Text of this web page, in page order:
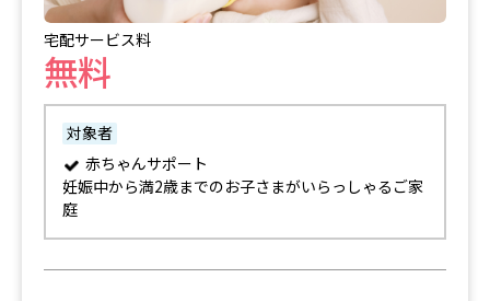
宅配サービス料
無料
対象者
赤ちゃんサポート
妊娠中から満2歳までのお子さまがいらっしゃるご家
庭